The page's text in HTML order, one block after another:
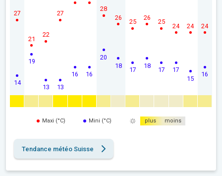
14
27
19
21
13
22
13
27
16 16
20
28
18
26
17
25
18
26
17
25
17
24
15
24
16
24
Maxi (°C) Mini (°C) plus moins
Tendance météo Suisse